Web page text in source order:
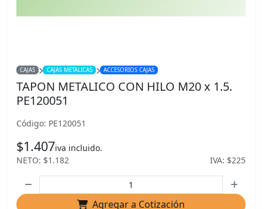
CAJAS CAJAS METALICAS ACCESORIOS CAJAS
TAPON METALICO CON HILO M20 x 1.5.
PE120051
Código: PE120051
$1.407iva incluido.
NETO: $1.182
IVA: $225
Agregar a Cotización